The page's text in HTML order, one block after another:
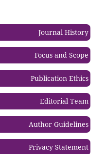
Journal History
Focus and Scope
Publication Ethics
Editorial Team
Author Guidelines
Privacy Statement